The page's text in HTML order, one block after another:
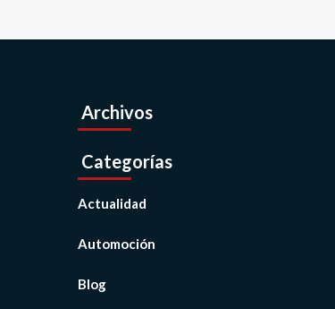
Archivos
Categorías
Actualidad
Automoción
Blog